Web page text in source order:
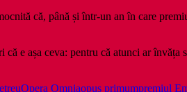
că, până și într-un an în care
e așa ceva: pentru că atunci ar
Opera Omniaopus primumpremiul